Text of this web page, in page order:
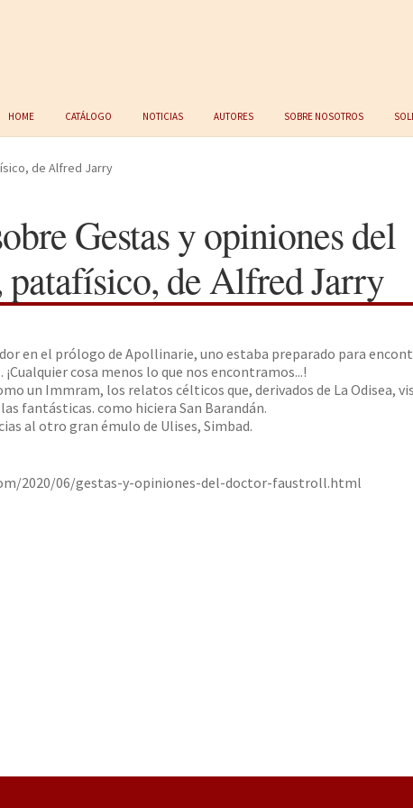
Home Catálogo Noticias Autores Sobre nosotros
de Alfred Jarry
Gestas y opiniones del
de Alfred Jarry
en el prólogo de Apollinarie, uno estaba preparado para
cosa menos lo que nos encontramos...!
un Immram, los relatos célticos que, derivados de La Odisea,
fantásticas. como hiciera San Barandán.
al otro gran émulo de Ulises, Simbad.
2020/06/gestas-y-opiniones-del-doctor-faustroll.html